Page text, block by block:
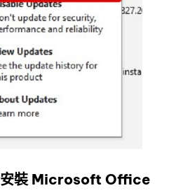
安裝 Microsoft Office